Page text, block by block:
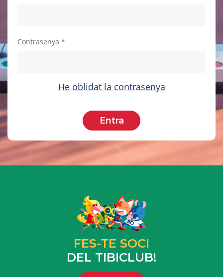
Contrasenya
He oblidat la contrasenya
Entra
FES-TE SOCI
DEL TIBICLUB!